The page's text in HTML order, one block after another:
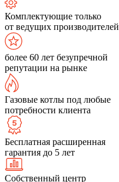
Комплектующие только
от ведущих производителей
более 60 лет безупречной
репутации на рынке
Газовые котлы под любые
потребности клиента
Бесплатная расширенная
гарантия до 5 лет
Собственный центр